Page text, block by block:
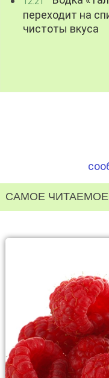
переходит на
чистоты вкуса
САМОЕ